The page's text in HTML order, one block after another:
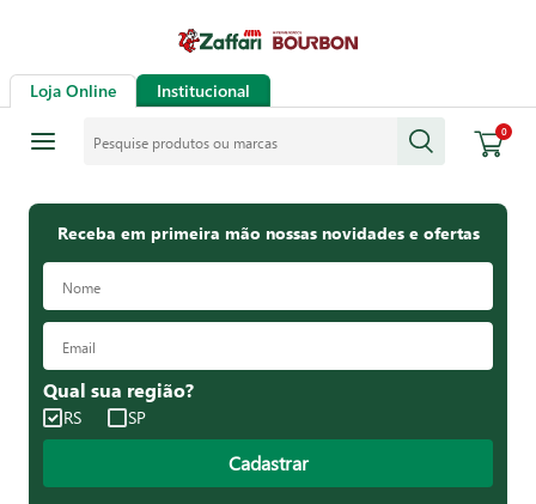
Loja Online Institucional
0
Receba em primeira mão nossas novidades e ofertas
Qual sua região?
RS SP
Cadastrar